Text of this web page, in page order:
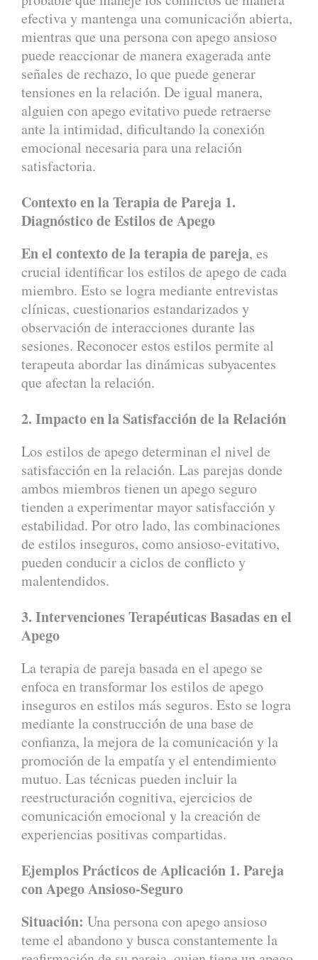
efectiva y mantenga una comunicación abierta,
mientras que una persona con apego ansioso
puede reaccionar de manera exagerada ante
señales de rechazo, lo que puede generar
tensiones en la relación. De igual manera,
alguien con apego evitativo puede retraerse
ante la intimidad, dificultando la conexión
emocional necesaria para una relación
satisfactoria.
Contexto en la Terapia de Pareja 1.
Diagnóstico de Estilos de Apego
En el contexto de la terapia de pareja, es
crucial identificar los estilos de apego de cada
miembro. Esto se logra mediante entrevistas
clínicas, cuestionarios estandarizados y
observación de interacciones durante las
sesiones. Reconocer estos estilos permite al
terapeuta abordar las dinámicas subyacentes
que afectan la relación.
2. Impacto en la Satisfacción de la Relación
Los estilos de apego determinan el nivel de
satisfacción en la relación. Las parejas donde
ambos miembros tienen un apego seguro
tienden a experimentar mayor satisfacción y
estabilidad. Por otro lado, las combinaciones
de estilos inseguros, como ansioso-evitativo,
pueden conducir a ciclos de conflicto y
malentendidos.
3. Intervenciones Terapéuticas Basadas en el
Apego
La terapia de pareja basada en el apego se
enfoca en transformar los estilos de apego
inseguros en estilos más seguros. Esto se logra
mediante la construcción de una base de
confianza, la mejora de la comunicación y la
promoción de la empatía y el entendimiento
mutuo. Las técnicas pueden incluir la
reestructuración cognitiva, ejercicios de
comunicación emocional y la creación de
experiencias positivas compartidas.
Ejemplos Prácticos de Aplicación 1. Pareja
con Apego Ansioso-Seguro
Situación: Una persona con apego ansioso
teme el abandono y busca constantemente la